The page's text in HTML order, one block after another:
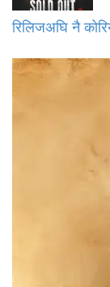
रिलिजअघि नै